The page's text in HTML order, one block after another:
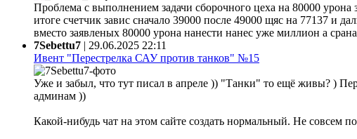
Проблема с выполнением задачи сборочного цеха на 80000
итоге счетчик завис сначало 39000 после 49000 щяс на 77137 и
вместо заявленых 80000 урона нанести нанес уже миллион а
7Sebettu7 | 29.06.2025 22:11
Ивент "Перестрелка САУ против танков" №15
Уже и забыл, что тут писал в апреле )) "Танки" то ещё живы? )
админам ))
Какой-нибудь чат на этом сайте создать нормальный. Не